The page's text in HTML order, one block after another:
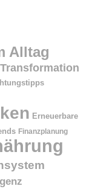
Alltag
Erneuerbare
Finanzplanung